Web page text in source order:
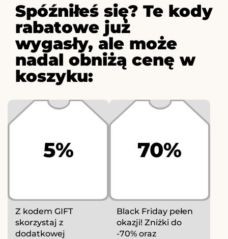
Spóźniłeś się? Te kody
rabatowe już
wygasły, ale może
nadal obniżą cenę w
koszyku:
5%
Z kodem GIFT
skorzystaj z
dodatkowej
70%
Black Friday pełen
okazji! Zniżki do
-70% oraz